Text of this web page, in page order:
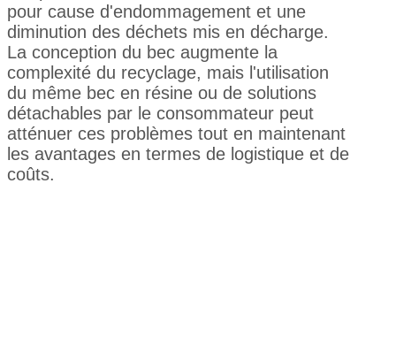
pour cause d'endommagement et une
diminution des déchets mis en décharge.
La conception du bec augmente la
complexité du recyclage, mais l'utilisation
du même bec en résine ou de solutions
détachables par le consommateur peut
atténuer ces problèmes tout en maintenant
les avantages en termes de logistique et de
coûts.